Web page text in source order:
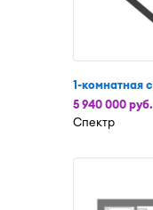
1-комнатная
5 940 000 руб.
Спектр